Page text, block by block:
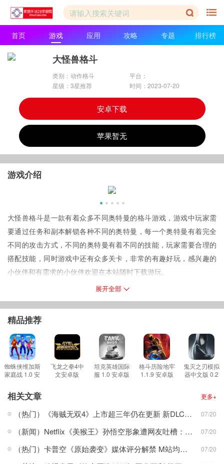
首页 游戏 应用 攻略 专题 排行榜
大怪兽格斗
类别：动作格斗
平台：
星级：3星推荐
时间：2023-07-20
安卓下载
苹果暂无
游戏介绍
大怪兽格斗是一款有着众多不同奥特曼的格斗游戏，游戏中玩家需
要通过任务和副本解锁各种不同的奥特曼，每一个奥特曼有着完全
不同的攻击方式，不同的奥特曼有着不同的技能，玩家需要合理的
搭配技能，同时游戏中还有众多关卡，非常的有趣好玩，感兴趣的
小伙伴和有需求的小伙伴欢迎在本站随时下载游玩。
2。有各种奥特曼满足玩家需求。
3。每个奥特曼都有完全不同的技能，每个技能都很酷。
游戏集锦
1。每一章都有不同的怪兽，各种怪兽都有。
2。游戏中有很多不同的皮肤，可以通过金币商店解锁。
3。这个游戏是完全免费的，没有任何费用。
游戏评测
游戏中有很多不同的皮肤，每个皮肤都有不同的属性。
游戏中没有广告，玩家可以放心下载玩。
展开全部
精品推荐
蜘蛛侠维加斯
家庭战 1.0 安
飞龙之拳4中
文安卓版
坦克英雄国际
服 1.0 安卓版
格斗历险地牢
1.1.9 安卓版
鬼灭之刃模拟
器中文版 0.2
相关文章 更多+
（热门）《海贼无双4》上市超三年仍在更新 新DLC角色公布！ 07/20
（新闻）Netflix《美猴王》孙悟空形象遭网友吐槽：这是驴悟空 07/20
（热门）卡普空《原始袭变》媒体评分解禁 M站均分64 07/20